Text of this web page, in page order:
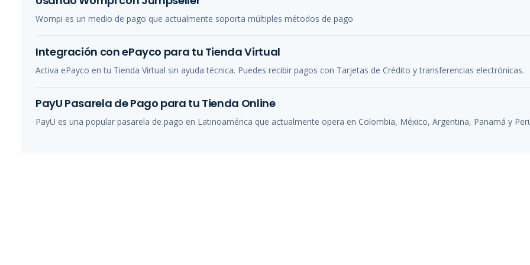
Wompi es un medio de pago que actualmente soporta múltiples métodos de pago
Integración con ePayco para tu Tienda Virtual
Activa ePayco en tu Tienda Virtual sin ayuda técnica. Puedes recibir pagos con Tarjetas de Crédito y transferencias electrónicas.
PayU Pasarela de Pago para tu Tienda Online
PayU es una popular pasarela de pago en Latinoamérica que actualmente opera en Colombia, México, Argentina, Panamá y